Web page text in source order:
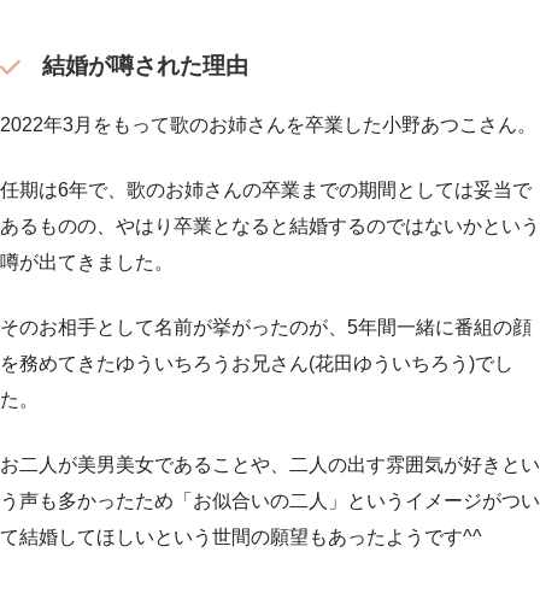
結婚が噂された理由
2022年3月をもって歌のお姉さんを卒業した小野あつこさん。
任期は6年で、歌のお姉さんの卒業までの期間としては妥当で
あるものの、やはり卒業となると結婚するのではないかという
噂が出てきました。
そのお相手として名前が挙がったのが、5年間一緒に番組の顔
を務めてきたゆういちろうお兄さん(花田ゆういちろう)でし
た。
お二人が美男美女であることや、二人の出す雰囲気が好きとい
う声も多かったため「お似合いの二人」というイメージがつい
て結婚してほしいという世間の願望もあったようです^^